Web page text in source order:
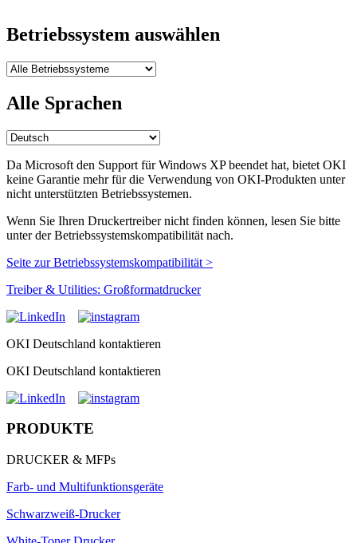
Betriebssystem auswählen
Alle Sprachen
Da Microsoft den Support für Windows XP beendet hat, bietet OKI
keine Garantie mehr für die Verwendung von OKI-Produkten unter
nicht unterstützten Betriebssystemen.
Wenn Sie Ihren Druckertreiber nicht finden können, lesen Sie bitte
unter der Betriebssystemskompatibilität nach.
Seite zur Betriebssystemskompatibilität >
Treiber & Utilities: Großformatdrucker
OKI Deutschland kontaktieren
OKI Deutschland kontaktieren
PRODUKTE
DRUCKER & MFPs
Farb- und Multifunktionsgeräte
Schwarzweiß-Drucker